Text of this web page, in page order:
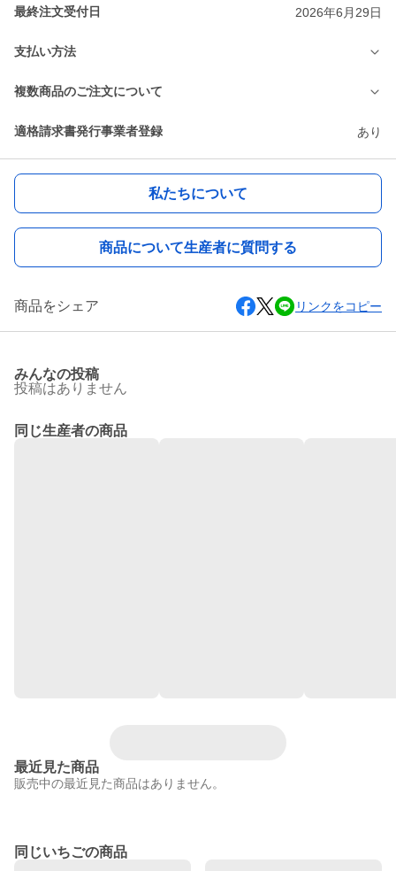
最終注文受付日 2026年6月29日
支払い方法
複数商品のご注文について
適格請求書発行事業者登録 あり
私たちについて
商品について生産者に質問する
商品をシェア リンクをコピー
みんなの投稿
投稿はありません
同じ生産者の商品
最近見た商品
販売中の最近見た商品はありません。
同じいちごの商品